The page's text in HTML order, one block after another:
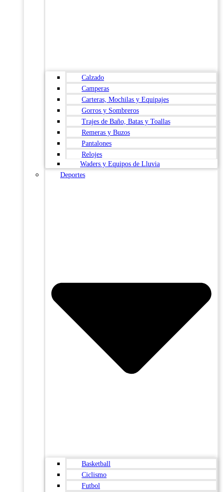
Calzado
Camperas
Carteras, Mochilas y Equipajes
Gorros y Sombreros
Trajes de Baño, Batas y Toallas
Remeras y Buzos
Pantalones
Relojes
Waders y Equipos de Lluvia
Deportes
Basketball
Ciclismo
Futbol